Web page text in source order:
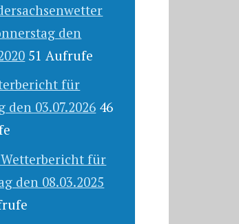
den
51 Aufrufe
für
den 03.07.2026 46
für
den 08.03.2025